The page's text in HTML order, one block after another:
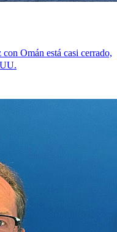
Omán está casi cerrado,